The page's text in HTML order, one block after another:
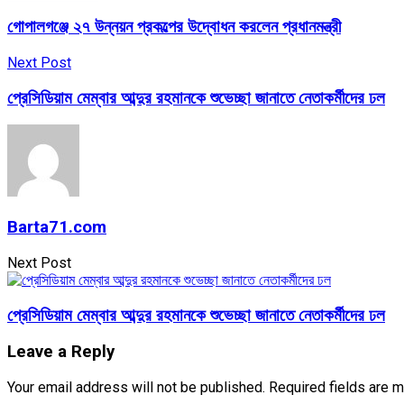
গোপালগঞ্জে ২৭ উন্নয়ন প্রকল্পের উদ্বোধন করলেন প্রধানমন্ত্রী
Next Post
প্রেসিডিয়াম মেম্বার আব্দুর রহমানকে শুভেচ্ছা জানাতে নেতাকর্মীদের ঢল
Barta71.com
Next Post
প্রেসিডিয়াম মেম্বার আব্দুর রহমানকে শুভেচ্ছা জানাতে নেতাকর্মীদের ঢল
Leave a Reply
Your email address will not be published. Required fields are